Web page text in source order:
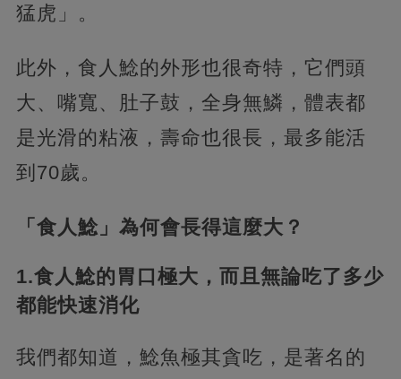
猛虎」。
此外，食人鯰的外形也很奇特，它們頭
大、嘴寬、肚子鼓，全身無鱗，體表都
是光滑的粘液，壽命也很長，最多能活
到70歲。
「食人鯰」為何會長得這麼大？
1.食人鯰的胃口極大，而且無論吃了多少
都能快速消化
我們都知道，鯰魚極其貪吃，是著名的